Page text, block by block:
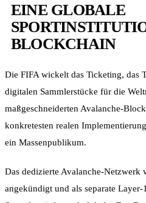
EINE GLOBALE
BLOCKCHAIN
Die FIFA wickelt das Ticketing, das
digitalen Sammlerstücke für die
maßgeschneiderten Avalanche-
konkretesten realen
ein Massenpublikum.
Das dedizierte Avalanche-Netzwerk
angekündigt und als separate